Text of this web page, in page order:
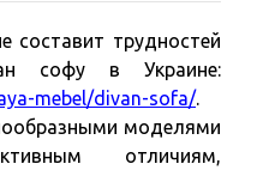
составит трудностей
софу в Украине:
mebel/divan-sofa/.
моделями
отличиям,